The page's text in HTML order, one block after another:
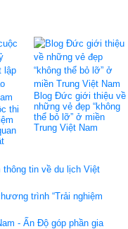
thi
Blog Đức giới thiệu về
những vẻ đẹp “không
thể bỏ lỡ” ở miền
Trung Việt Nam
tin về du lịch Việt
trình “Trải nghiệm
- Ấn Độ góp phần gia